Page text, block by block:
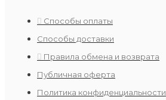
Способы оплаты
Способы доставки
Правила обмена и возврата
Публичная оферта
Политика конфиденциальности